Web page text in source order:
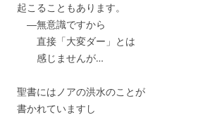
起こることもあります。
―無意識ですから
直接「大変ダー」とは
感じませんが…
聖書にはノアの洪水のことが
書かれていますし